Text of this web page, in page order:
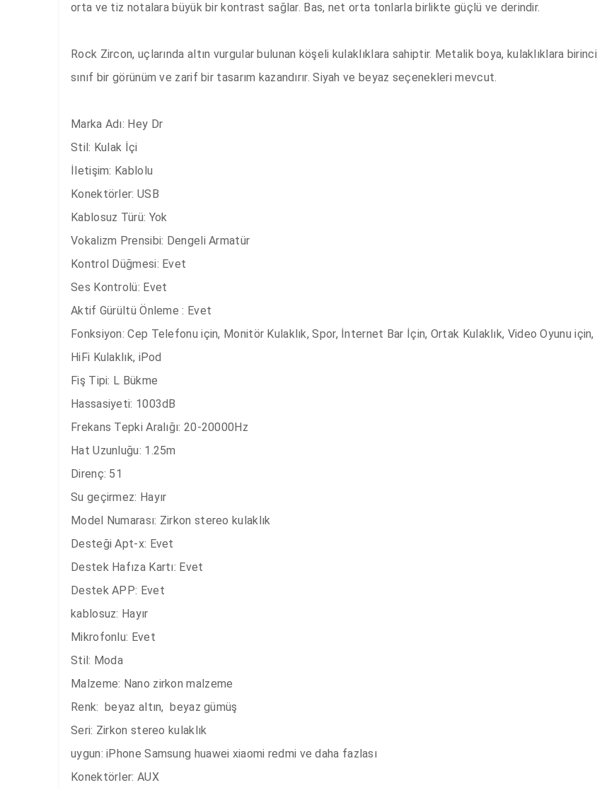
orta ve tiz notalara büyük bir kontrast sağlar. Bas, net orta tonlarla birlikte güçlü ve derindir.
Rock Zircon, uçlarında altın vurgular bulunan köşeli kulaklıklara sahiptir. Metalik boya, kulaklıklara birinci
sınıf bir görünüm ve zarif bir tasarım kazandırır. Siyah ve beyaz seçenekleri mevcut.
Marka Adı: Hey Dr
Stil: Kulak İçi
İletişim: Kablolu
Konektörler: USB
Kablosuz Türü: Yok
Vokalizm Prensibi: Dengeli Armatür
Kontrol Düğmesi: Evet
Ses Kontrolü: Evet
Aktif Gürültü Önleme : Evet
Fonksiyon: Cep Telefonu için, Monitör Kulaklık, Spor, İnternet Bar İçin, Ortak Kulaklık, Video Oyunu için,
HiFi Kulaklık, iPod
Fiş Tipi: L Bükme
Hassasiyeti: 1003dB
Frekans Tepki Aralığı: 20-20000Hz
Hat Uzunluğu: 1.25m
Direnç: 51
Su geçirmez: Hayır
Model Numarası: Zirkon stereo kulaklık
Desteği Apt-x: Evet
Destek Hafıza Kartı: Evet
Destek APP: Evet
kablosuz: Hayır
Mikrofonlu: Evet
Stil: Moda
Malzeme: Nano zirkon malzeme
Renk:  beyaz altın,  beyaz gümüş
Seri: Zirkon stereo kulaklık
uygun: iPhone Samsung huawei xiaomi redmi ve daha fazlası
Konektörler: AUX